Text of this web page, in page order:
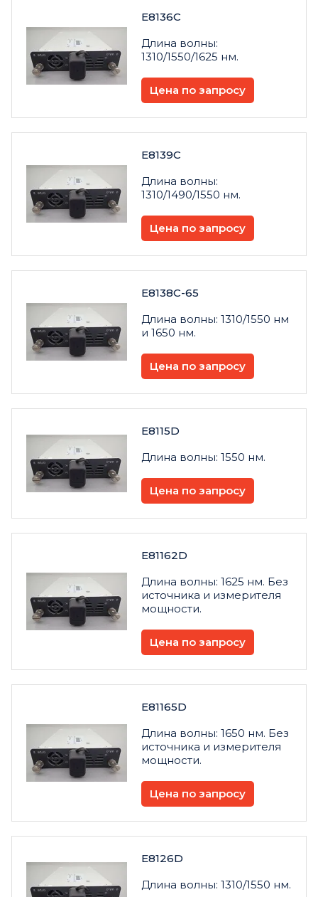
E8136C
Длина волны:
1310/1550/1625 нм.
Цена по запросу
E8139C
Длина волны:
1310/1490/1550 нм.
Цена по запросу
E8138C-65
Длина волны: 1310/1550 нм
и 1650 нм.
Цена по запросу
E8115D
Длина волны: 1550 нм.
Цена по запросу
E81162D
Длина волны: 1625 нм. Без
источника и измерителя
мощности.
Цена по запросу
E81165D
Длина волны: 1650 нм. Без
источника и измерителя
мощности.
Цена по запросу
E8126D
Длина волны: 1310/1550 нм.